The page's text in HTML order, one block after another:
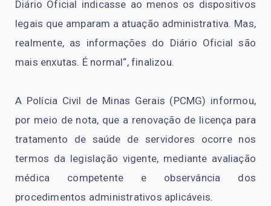
Diário Oficial indicasse ao menos os dispositivos
legais que amparam a atuação administrativa. Mas,
realmente, as informações do Diário Oficial são
mais enxutas. É normal“, finalizou.
A Polícia Civil de Minas Gerais (PCMG) informou,
por meio de nota, que a renovação de licença para
tratamento de saúde de servidores ocorre nos
termos da legislação vigente, mediante avaliação
médica competente e observância dos
procedimentos administrativos aplicáveis.